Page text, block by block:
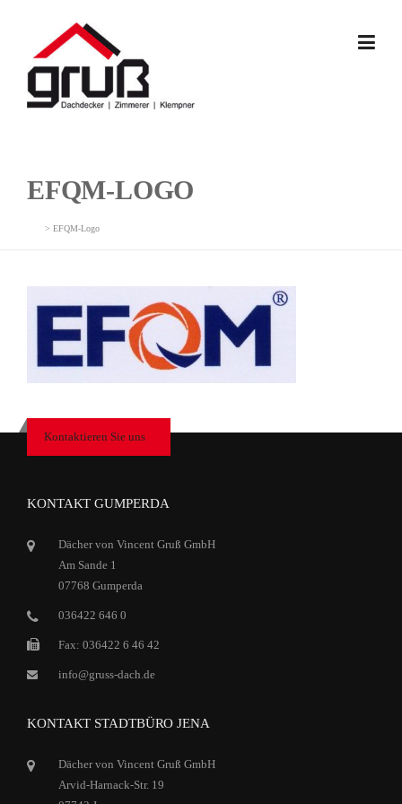
EFQM-LOGO
> EFQM-Logo
Kontaktieren Sie uns
KONTAKT GUMPERDA
Dächer von Vincent Gruß GmbH
Am Sande 1
07768 Gumperda
036422 646 0
Fax: 036422 6 46 42
info@gruss-dach.de
KONTAKT STADTBÜRO JENA
Dächer von Vincent Gruß GmbH
Arvid-Harnack-Str. 19